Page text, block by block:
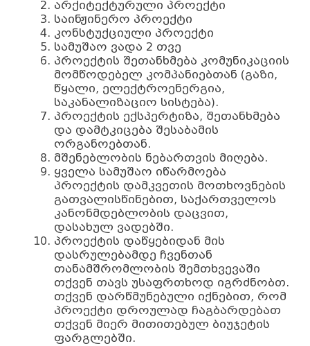
არქიტექტურული პროექტი
საინჟინერო პროექტი
კონსტუქციული პროექტი
სამუშაო ვადა 2 თვე
პროექტის შეთანხმება კომუნიკაციის
მომწოდებელ კომპანიებთან (გაზი,
წყალი, ელექტროენერგია,
საკანალიზაციო სისტება).
პროექტის ექსპერტიზა, შეთანხმება
და დამტკიცება შესაბამის
ორგანოებთან.
მშენებლობის ნებართვის მიღება.
ყველა სამუშაო იწარმოება
პროექტის დამკვეთის მოთხოვნების
გათვალისწინებით, საქართველოს
კანონმდებლობის დაცვით,
დასახულ ვადებში.
პროექტის დაწყებიდან მის
დასრულებამდე ჩვენთან
თანამშრომლობის შემთხვევაში
თქვენ თავს უსაფრთხოდ იგრძნობთ.
თქვენ დარწმუნებული იქნებით, რომ
პროექტი დროულად ჩაგბარდებათ
თქვენ მიერ მითითებულ ბიუჯეტის
ფარგლებში.